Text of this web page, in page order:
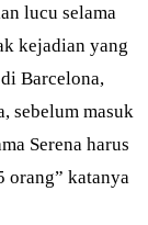
lucu selama
kejadian yang
Barcelona,
sebelum masuk
Serena harus
orang” katanya